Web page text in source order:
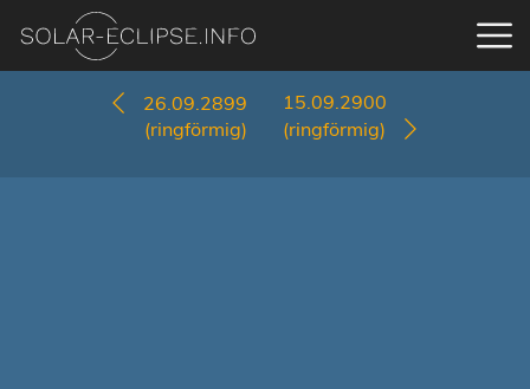
26.09.2899
(ringförmig)
15.09.2900
(ringförmig)